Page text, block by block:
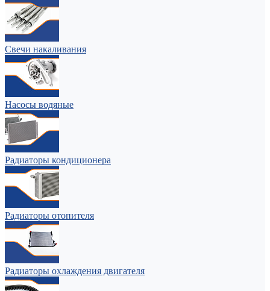
Свечи накаливания
Насосы водяные
Радиаторы кондиционера
Радиаторы отопителя
Радиаторы охлаждения двигателя